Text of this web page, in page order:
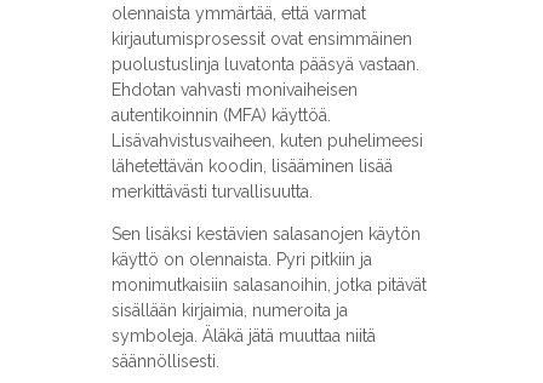
olennaista ymmärtää, että varmat
kirjautumisprosessit ovat ensimmäinen
puolustuslinja luvatonta pääsyä vastaan.
Ehdotan vahvasti monivaiheisen
autentikoinnin (MFA) käyttöä.
Lisävahvistusvaiheen, kuten puhelimeesi
lähetettävän koodin, lisääminen lisää
merkittävästi turvallisuutta.
Sen lisäksi kestävien salasanojen käytön
käyttö on olennaista. Pyri pitkiin ja
monimutkaisiin salasanoihin, jotka pitävät
sisällään kirjaimia, numeroita ja
symboleja. Äläkä jätä muuttaa niitä
säännöllisesti.